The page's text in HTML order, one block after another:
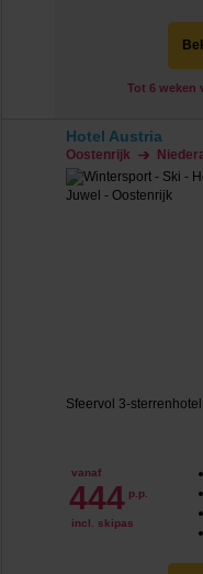
Tot 6 weken
Hotel Austria
Oostenrijk
Sfeervol 3-
vanaf
444 p.p.
incl. skipas